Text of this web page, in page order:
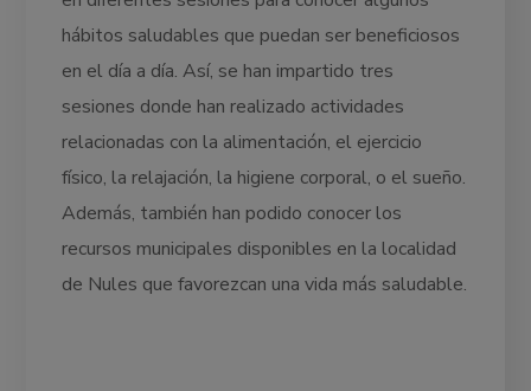
hábitos saludables que puedan ser beneficiosos
en el día a día. Así, se han impartido tres
sesiones donde han realizado actividades
relacionadas con la alimentación, el ejercicio
físico, la relajación, la higiene corporal, o el sueño.
Además, también han podido conocer los
recursos municipales disponibles en la localidad
de Nules que favorezcan una vida más saludable.